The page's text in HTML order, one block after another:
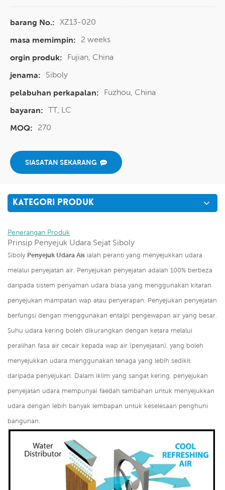
barang No.: XZ13-020
masa memimpin:
2 weeks
orgin produk:
Fujian, China
jenama:
Siboly
pelabuhan perkapalan:
Fuzhou, China
bayaran: TT, LC
MOQ:
270
SIASATAN SEKARANG
KATEGORI PRODUK
Penerangan Produk
Prinsip Penyejuk Udara Sejat Siboly
Siboly Penyejuk Udara Ais ialah peranti yang menyejukkan udara
melalui penyejatan air. Penyejukan penyejatan adalah 100% berbeza
daripada sistem penyaman udara biasa yang menggunakan kitaran
penyejukan mampatan wap atau penyerapan. Penyejukan penyejatan
berfungsi dengan menggunakan entalpi pengewapan air yang besar.
Suhu udara kering boleh dikurangkan dengan ketara melalui
peralihan fasa air cecair kepada wap air (penyejatan), yang boleh
menyejukkan udara menggunakan tenaga yang lebih sedikit
daripada penyejukan. Dalam iklim yang sangat kering, penyejukan
penyejatan udara mempunyai faedah tambahan untuk menyejukkan
udara dengan lebih banyak lembapan untuk keselesaan penghuni
bangunan.